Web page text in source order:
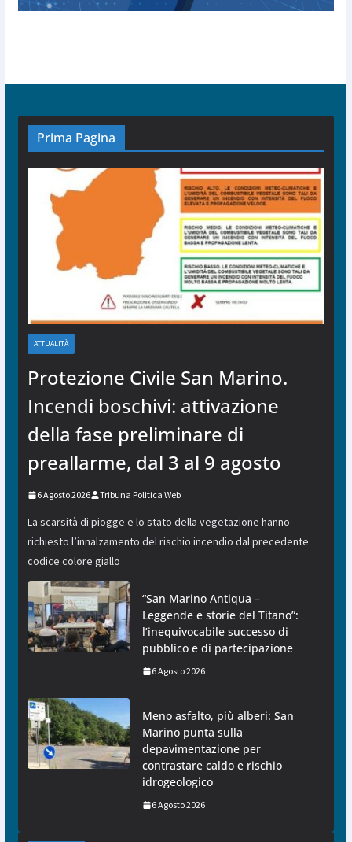
Prima Pagina
ATTUALITÀ
Protezione Civile San Marino.
Incendi boschivi: attivazione
della fase preliminare di
preallarme, dal 3 al 9 agosto
6 Agosto 2026 Tribuna Politica Web
La scarsità di piogge e lo stato della vegetazione hanno
richiesto l’innalzamento del rischio incendio dal precedente
codice colore giallo
“San Marino Antiqua –
Leggende e storie del Titano”:
l’inequivocabile successo di
pubblico e di partecipazione
6 Agosto 2026
Meno asfalto, più alberi: San
Marino punta sulla
depavimentazione per
contrastare caldo e rischio
idrogeologico
6 Agosto 2026